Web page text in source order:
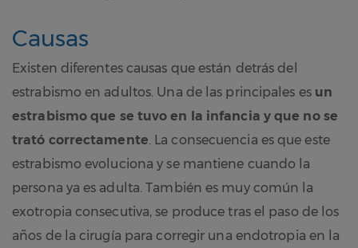
Causas
Existen diferentes causas que están detrás del
estrabismo en adultos. Una de las principales es un
estrabismo que se tuvo en la infancia y que no se
trató correctamente. La consecuencia es que este
estrabismo evoluciona y se mantiene cuando la
persona ya es adulta. También es muy común la
exotropia consecutiva, se produce tras el paso de los
años de la cirugía para corregir una endotropia en la